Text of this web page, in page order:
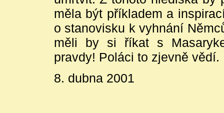
měla být příkladem a
o stanovisku k vyhnání
měli by si říkat s
pravdy! Poláci to zjevně vědí.
8. dubna 2001